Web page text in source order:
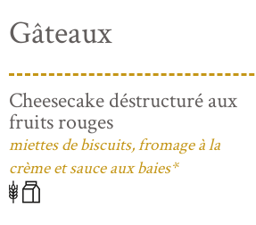
Gâteaux
Cheesecake déstructuré aux
fruits rouges
miettes de biscuits, fromage à la
crème et sauce aux baies*